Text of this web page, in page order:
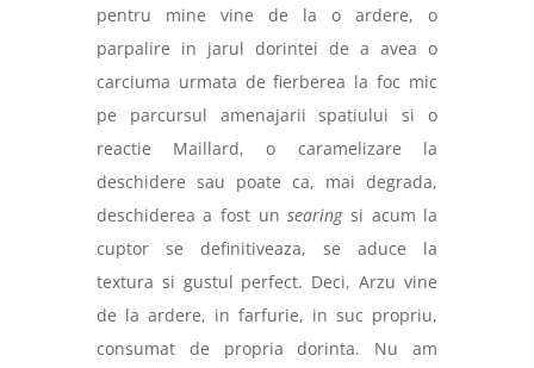
pentru mine vine de la o ardere, o
parpalire in jarul dorintei de a avea o
carciuma urmata de fierberea la foc mic
pe parcursul amenajarii spatiului si o
reactie Maillard, o caramelizare la
deschidere sau poate ca, mai degrada,
deschiderea a fost unsearingsi acum la
cuptor se definitiveaza, se aduce la
textura si gustul perfect. Deci, Arzu vine
de la ardere, in farfurie, in suc propriu,
consumat de propria dorinta. Nu am